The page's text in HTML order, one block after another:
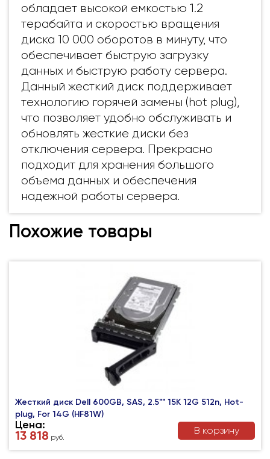
обладает высокой емкостью 1.2
терабайта и скоростью вращения
диска 10 000 оборотов в минуту, что
обеспечивает быструю загрузку
данных и быструю работу сервера.
Данный жесткий диск поддерживает
технологию горячей замены (hot plug),
что позволяет удобно обслуживать и
обновлять жесткие диски без
отключения сервера. Прекрасно
подходит для хранения большого
объема данных и обеспечения
надежной работы сервера.
Похожие товары
Жесткий диск Dell 600GB, SAS, 2.5"" 15K 12G 512n, Hot-
plug, For 14G (HF81W)
Цена:
13 818 руб.
В корзину